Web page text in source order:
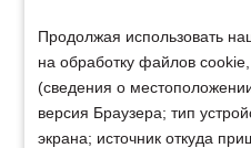
Продолжая использовать
на обработку файлов
(сведения о
версия Браузера; тип
экрана; источник откуда